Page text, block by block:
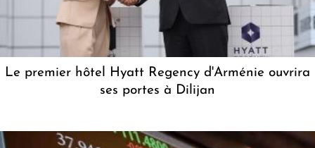
Le premier hôtel Hyatt Regency d'Arménie ouvrira
ses portes à Dilijan